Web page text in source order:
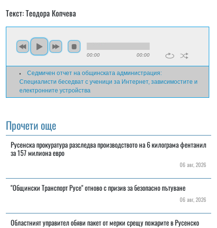
Текст: Теодора Копчева
00:00 00:00
Седмичен отчет на общинската администрация:
Специалисти беседват с ученици за Интернет, зависимостите и
електронните устройства
Прочети още
Русенска прокуратура разследва производството на 6 килограма фентанил
за 157 милиона евро
06 авг, 2026
"Общински Транспорт Русе" отново с призив за безопасно пътуване
06 авг, 2026
Областният управител обяви пакет от мерки срещу пожарите в Русенско